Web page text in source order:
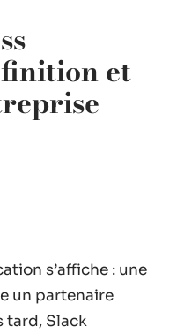
et
s’affiche : une
un partenaire
tard, Slack